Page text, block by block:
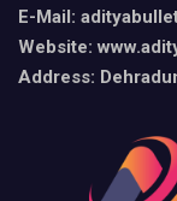
E-Mail:
Website:
Address: